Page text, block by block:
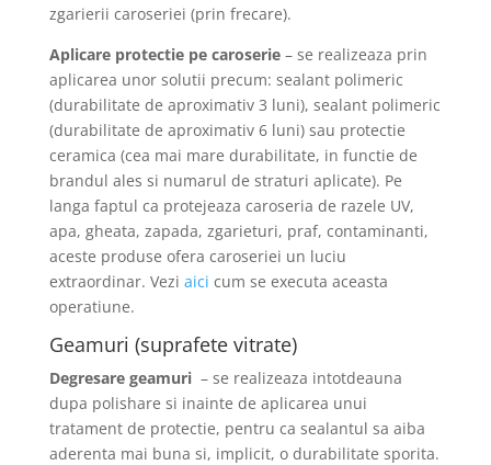
zgarierii caroseriei (prin frecare).
Aplicare protectie pe caroserie – se realizeaza prin
aplicarea unor solutii precum: sealant polimeric
(durabilitate de aproximativ 3 luni), sealant polimeric
(durabilitate de aproximativ 6 luni) sau protectie
ceramica (cea mai mare durabilitate, in functie de
brandul ales si numarul de straturi aplicate). Pe
langa faptul ca protejeaza caroseria de razele UV,
apa, gheata, zapada, zgarieturi, praf, contaminanti,
aceste produse ofera caroseriei un luciu
extraordinar. Vezi aici cum se executa aceasta
operatiune.
Geamuri (suprafete vitrate)
Degresare geamuri – se realizeaza intotdeauna
dupa polishare si inainte de aplicarea unui
tratament de protectie, pentru ca sealantul sa aiba
aderenta mai buna si, implicit, o durabilitate sporita.